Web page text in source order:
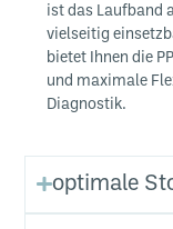
ist das Laufband
vielseitig
bietet Ihnen die
und maximale
Diagnostik.
optimale